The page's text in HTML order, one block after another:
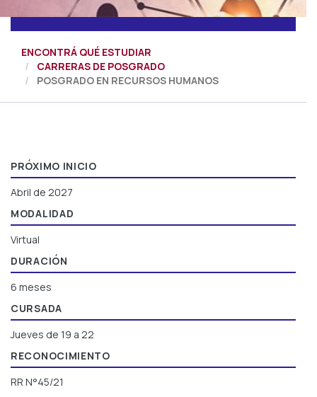
ENCONTRÁ QUÉ ESTUDIAR
CARRERAS DE POSGRADO
POSGRADO EN RECURSOS HUMANOS
PRÓXIMO INICIO
Abril de 2027
MODALIDAD
Virtual
DURACIÓN
6 meses
CURSADA
Jueves de 19 a 22
RECONOCIMIENTO
RR N°45/21